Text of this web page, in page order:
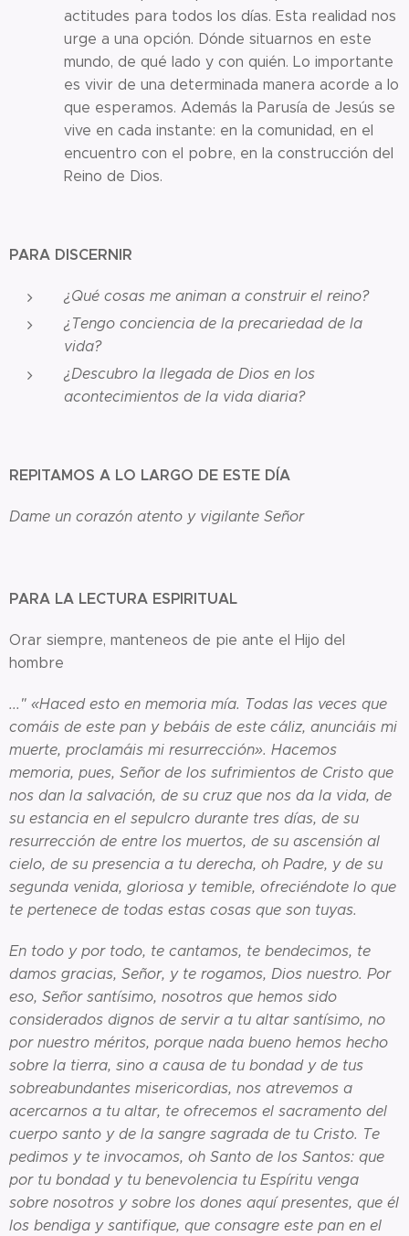
actitudes para todos los días. Esta realidad nos
urge a una opción. Dónde situarnos en este
mundo, de qué lado y con quién. Lo importante
es vivir de una determinada manera acorde a lo
que esperamos. Además la Parusía de Jesús se
vive en cada instante: en la comunidad, en el
encuentro con el pobre, en la construcción del
Reino de Dios.
PARA DISCERNIR
¿Qué cosas me animan a construir el reino?
¿Tengo conciencia de la precariedad de la
vida?
¿Descubro la llegada de Dios en los
acontecimientos de la vida diaria?
REPITAMOS A LO LARGO DE ESTE DÍA
Dame un corazón atento y vigilante Señor
PARA LA LECTURA ESPIRITUAL
Orar siempre, manteneos de pie ante el Hijo del
hombre
..." «Haced esto en memoria mía. Todas las veces que
comáis de este pan y bebáis de este cáliz, anunciáis mi
muerte, proclamáis mi resurrección». Hacemos
memoria, pues, Señor de los sufrimientos de Cristo que
nos dan la salvación, de su cruz que nos da la vida, de
su estancia en el sepulcro durante tres días, de su
resurrección de entre los muertos, de su ascensión al
cielo, de su presencia a tu derecha, oh Padre, y de su
segunda venida, gloriosa y temible, ofreciéndote lo que
te pertenece de todas estas cosas que son tuyas.
En todo y por todo, te cantamos, te bendecimos, te
damos gracias, Señor, y te rogamos, Dios nuestro. Por
eso, Señor santísimo, nosotros que hemos sido
considerados dignos de servir a tu altar santísimo, no
por nuestro méritos, porque nada bueno hemos hecho
sobre la tierra, sino a causa de tu bondad y de tus
sobreabundantes misericordias, nos atrevemos a
acercarnos a tu altar, te ofrecemos el sacramento del
cuerpo santo y de la sangre sagrada de tu Cristo. Te
pedimos y te invocamos, oh Santo de los Santos: que
por tu bondad y tu benevolencia tu Espíritu venga
sobre nosotros y sobre los dones aquí presentes, que él
los bendiga y santifique, que consagre este pan en el